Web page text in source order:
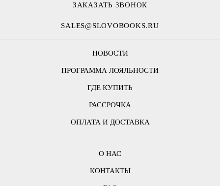
НОВОСТИ
ПРОГРАММА ЛОЯЛЬНОСТИ
ГДЕ КУПИТЬ
РАССРОЧКА
ОПЛАТА И ДОСТАВКА
О НАС
КОНТАКТЫ
ЗАКАЗАТЬ ЗВОНОК
SALES@SLOVOBOOKS.RU